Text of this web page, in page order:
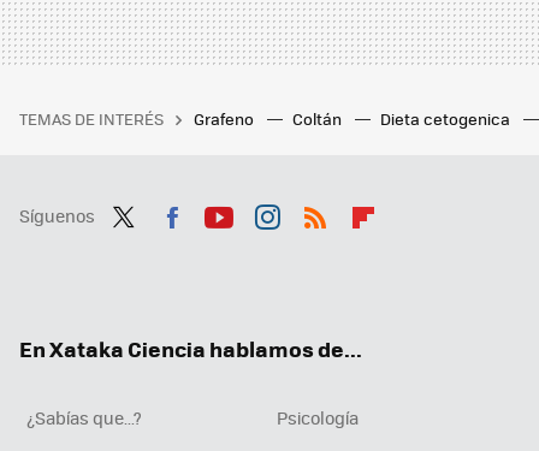
TEMAS DE INTERÉS Grafeno Coltán Dieta cetogenica
Síguenos
En Xataka Ciencia hablamos de...
¿Sabías que...?
Psicología